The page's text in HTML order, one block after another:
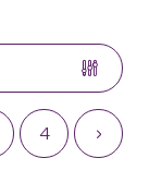
4